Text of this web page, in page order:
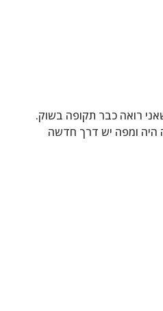
רואה כבר תקופה בשוק.
ומפה יש דרך חדשה